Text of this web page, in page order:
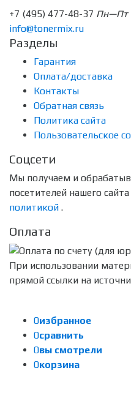
+7 (495) 477-48-37 Пн—Пт
info@tonermix.ru
Разделы
Гарантия
Оплата/доставка
Контакты
Обратная связь
Политика сайта
Пользовательское
Соцсети
Мы получаем и
посетителей нашего
политикой .
Оплата
При использовании
прямой ссылки на
0избранное
0сравнить
0вы смотрели
0корзина